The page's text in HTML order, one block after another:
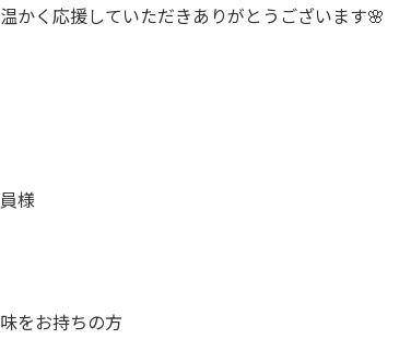
かく応援していただきありがとうございます🌸
様
をお持ちの方